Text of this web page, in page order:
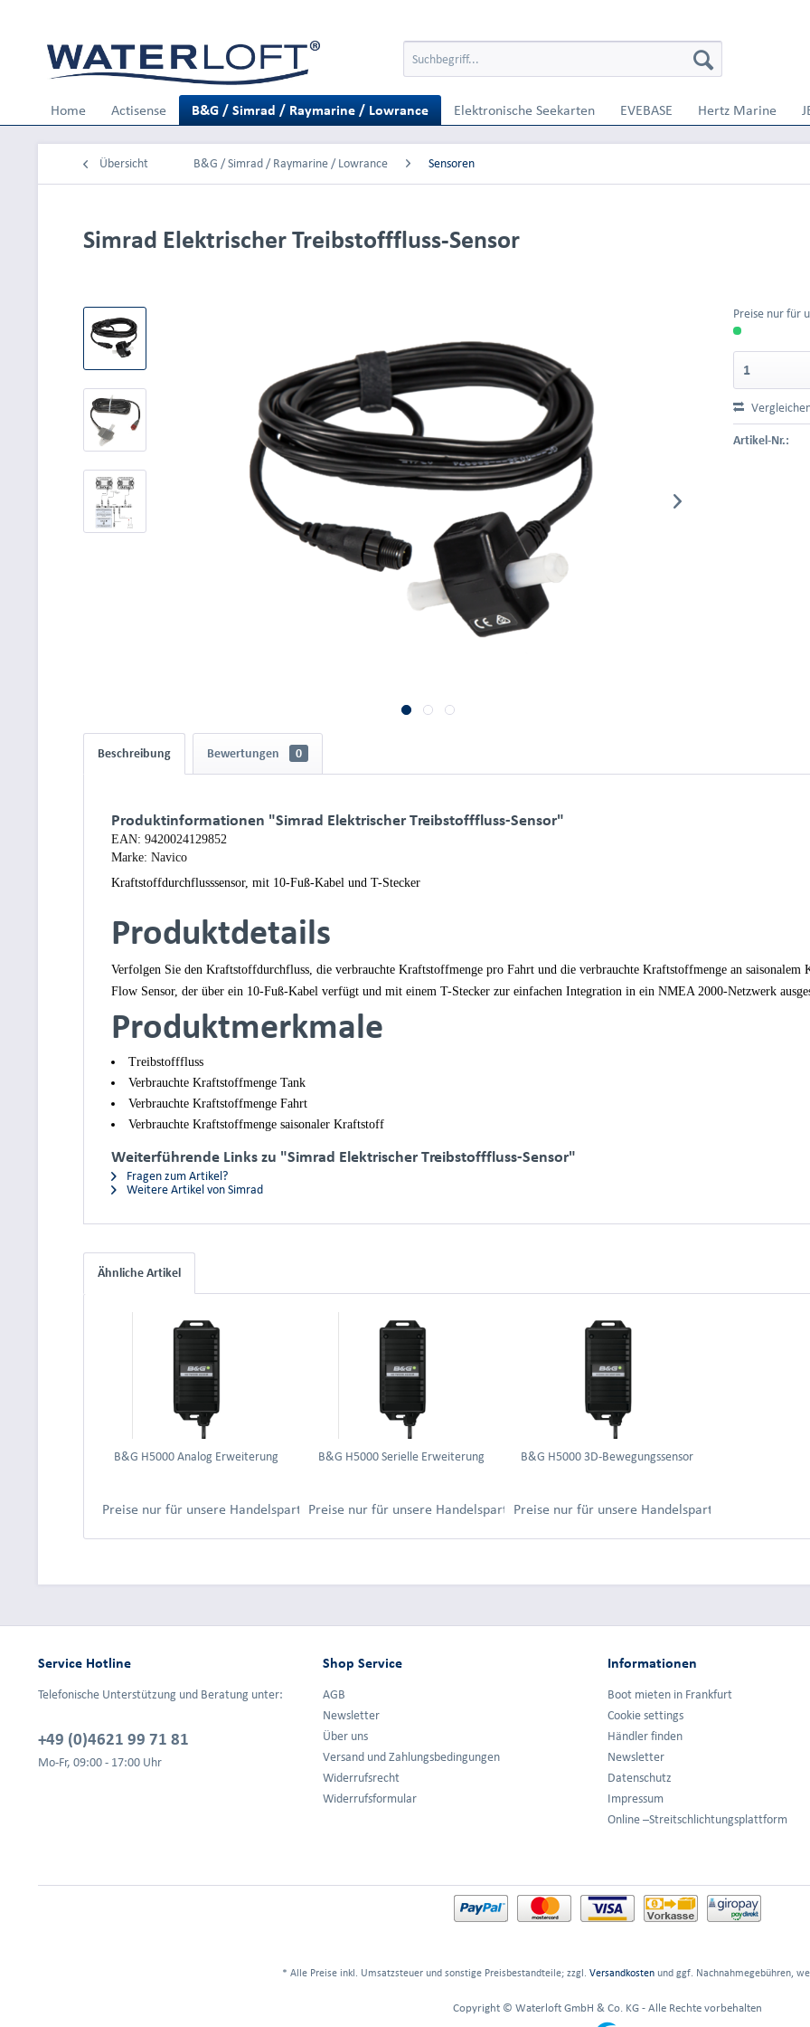
Home Actisense B&G / Simrad / Raymarine / Lowrance Elektronische Seekarten EVEBASE Hertz Marine
Übersicht B&G / Simrad / Raymarine / Lowrance Sensoren
Simrad Elektrischer Treibstofffluss-Sensor
Preise nur für
Artikel-Nr.:
Beschreibung Bewertungen 0
Produktinformationen "Simrad Elektrischer Treibstofffluss-Sensor"
EAN: 9420024129852
Marke: Navico
Kraftstoffdurchflusssensor, mit 10-Fuß-Kabel und T-Stecker
Produktdetails
Verfolgen Sie den Kraftstoffdurchfluss, die verbrauchte Kraftstoffmenge pro Fahrt und die verbrauchte Kraftstoffmenge an
Flow Sensor, der über ein 10-Fuß-Kabel verfügt und mit einem T-Stecker zur einfachen Integration in ein NMEA 2000-Netzwerk
Produktmerkmale
Treibstofffluss
Verbrauchte Kraftstoffmenge Tank
Verbrauchte Kraftstoffmenge Fahrt
Verbrauchte Kraftstoffmenge saisonaler Kraftstoff
Weiterführende Links zu "Simrad Elektrischer Treibstofffluss-Sensor"
Fragen zum Artikel?
Weitere Artikel von Simrad
Ähnliche Artikel
B&G H5000 Analog Erweiterung
Preise nur für unsere Handelspartner nach Anmeldung.
B&G H5000 Serielle Erweiterung
Preise nur für unsere Handelspartner nach Anmeldung.
B&G H5000 3D-Bewegungssensor
Preise nur für unsere Handelspartner nach
Service Hotline
Telefonische Unterstützung und Beratung unter:
+49 (0)4621 99 71 81
Mo-Fr, 09:00 - 17:00 Uhr
Shop Service
AGB
Newsletter
Über uns
Versand und Zahlungsbedingungen
Widerrufsrecht
Widerrufsformular
Informationen
Boot mieten in Frankfurt
Cookie settings
Händler finden
Newsletter
Datenschutz
Impressum
Online –Streitschlichtungsplattform
* Alle Preise inkl. Umsatzsteuer und sonstige Preisbestandteile; zzgl. Versandkostenund ggf. Nachnahmegebühren,
Copyright © Waterloft GmbH & Co. KG - Alle Rechte vorbehalten